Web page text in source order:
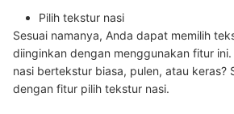
Pilih tekstur nasi
Sesuai namanya, Anda dapat memilih
diinginkan dengan menggunakan fitur
nasi bertekstur biasa, pulen, atau keras?
dengan fitur pilih tekstur nasi.